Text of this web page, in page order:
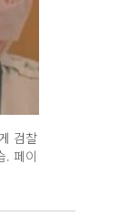
검찰
. 페이